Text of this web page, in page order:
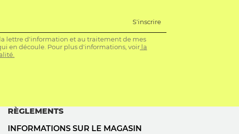
S'inscrire
lettre d'information et au traitement de mes
en découle. Pour plus d'informations, voir la
RÈGLEMENTS
INFORMATIONS SUR LE MAGASIN